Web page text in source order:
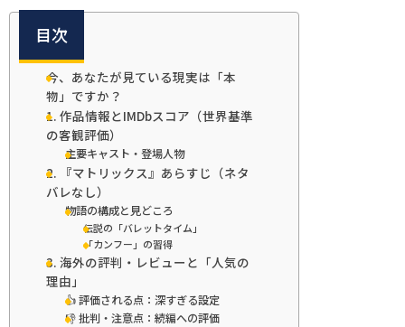
目次
今、あなたが見ている現実は「本
物」ですか？
1. 作品情報とIMDbスコア（世界基準
の客観評価）
主要キャスト・登場人物
2. 『マトリックス』あらすじ（ネタ
バレなし）
物語の構成と見どころ
伝説の「バレットタイム」
「カンフー」の習得
3. 海外の評判・レビューと「人気の
理由」
👍 評価される点：深すぎる設定
👎 批判・注意点：続編への評価